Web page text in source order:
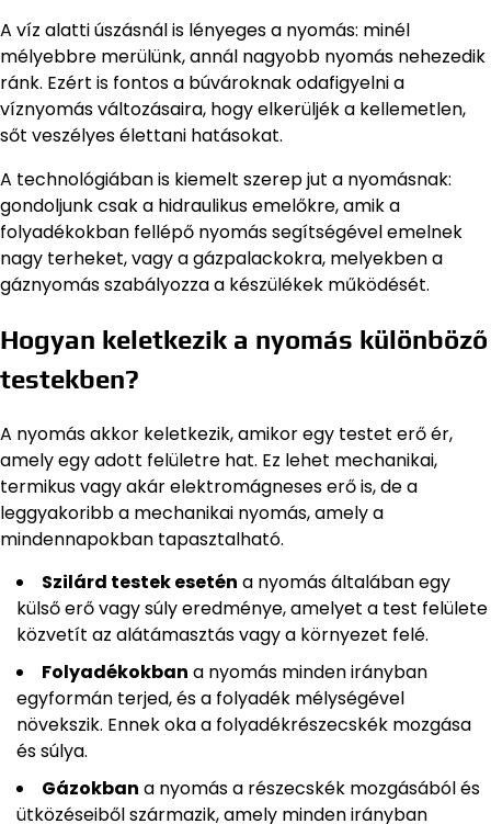
A víz alatti úszásnál is lényeges a nyomás: minél
mélyebbre merülünk, annál nagyobb nyomás nehezedik
ránk. Ezért is fontos a búvároknak odafigyelni a
víznyomás változásaira, hogy elkerüljék a kellemetlen,
sőt veszélyes élettani hatásokat.
A technológiában is kiemelt szerep jut a nyomásnak:
gondoljunk csak a hidraulikus emelőkre, amik a
folyadékokban fellépő nyomás segítségével emelnek
nagy terheket, vagy a gázpalackokra, melyekben a
gáznyomás szabályozza a készülékek működését.
Hogyan keletkezik a nyomás különböző
testekben?
A nyomás akkor keletkezik, amikor egy testet erő ér,
amely egy adott felületre hat. Ez lehet mechanikai,
termikus vagy akár elektromágneses erő is, de a
leggyakoribb a mechanikai nyomás, amely a
mindennapokban tapasztalható.
Szilárd testek esetén a nyomás általában egy
külső erő vagy súly eredménye, amelyet a test felülete
közvetít az alátámasztás vagy a környezet felé.
Folyadékokban a nyomás minden irányban
egyformán terjed, és a folyadék mélységével
növekszik. Ennek oka a folyadékrészecskék mozgása
és súlya.
Gázokban a nyomás a részecskék mozgásából és
ütközéseiből származik, amely minden irányban